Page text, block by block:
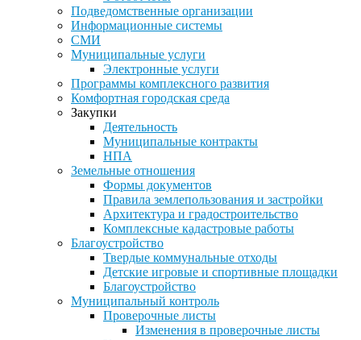
Подведомственные организации
Информационные системы
СМИ
Муниципальные услуги
Электронные услуги
Программы комплексного развития
Комфортная городская среда
Закупки
Деятельность
Муниципальные контракты
НПА
Земельные отношения
Формы документов
Правила землепользования и застройки
Архитектура и градостроительство
Комплексные кадастровые работы
Благоустройство
Твердые коммунальные отходы
Детские игровые и спортивные площадки
Благоустройство
Муниципальный контроль
Проверочные листы
Изменения в проверочные листы